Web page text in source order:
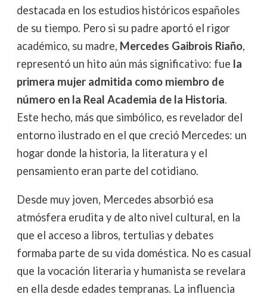
destacada en los estudios históricos españoles
de su tiempo. Pero si su padre aportó el rigor
académico, su madre, Mercedes Gaibrois Riaño,
representó un hito aún más significativo: fue la
primera mujer admitida como miembro de
número en la Real Academia de la Historia.
Este hecho, más que simbólico, es revelador del
entorno ilustrado en el que creció Mercedes: un
hogar donde la historia, la literatura y el
pensamiento eran parte del cotidiano.
Desde muy joven, Mercedes absorbió esa
atmósfera erudita y de alto nivel cultural, en la
que el acceso a libros, tertulias y debates
formaba parte de su vida doméstica. No es casual
que la vocación literaria y humanista se revelara
en ella desde edades tempranas. La influencia